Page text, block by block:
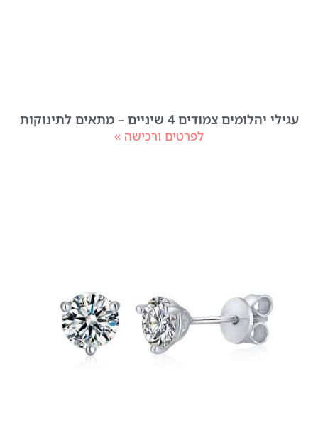
עגילי יהלומים צמודים 4 שיניים – מתאים לתינוקות
לפרטים ורכישה »